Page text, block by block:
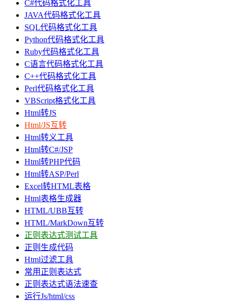
C#代码格式化工具
JAVA代码格式化工具
SQL代码格式化工具
Python代码格式化工具
Ruby代码格式化工具
C语言代码格式化工具
C++代码格式化工具
Perl代码格式化工具
VBScript格式化工具
Html转JS
Html/JS互转
Html转义工具
Html转C#/JSP
Html转PHP代码
Html转ASP/Perl
Excel转HTML表格
Html表格生成器
HTML/UBB互转
HTML/MarkDown互转
正则表达式测试工具
正则生成代码
Html过滤工具
常用正则表达式
正则表达式语法速查
运行Js/html/css